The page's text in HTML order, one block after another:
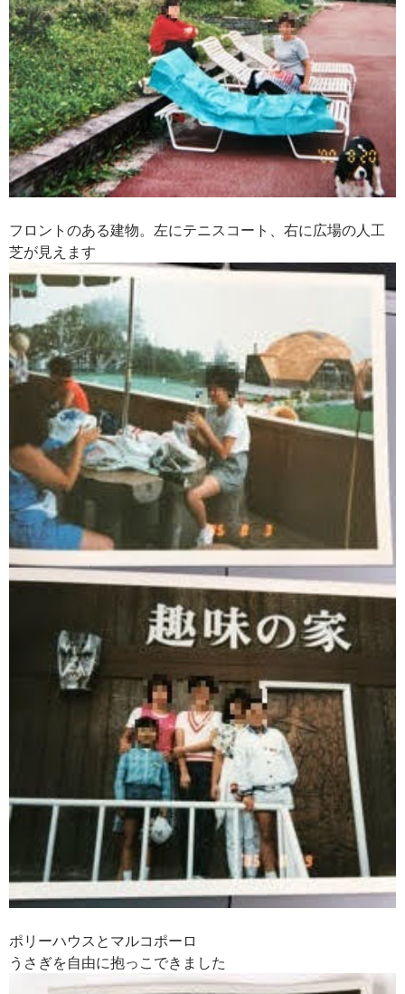
フロントのある建物。左にテニスコート、右に広場の人工
芝が見えます
ポリーハウスとマルコポーロ
うさぎを自由に抱っこできました